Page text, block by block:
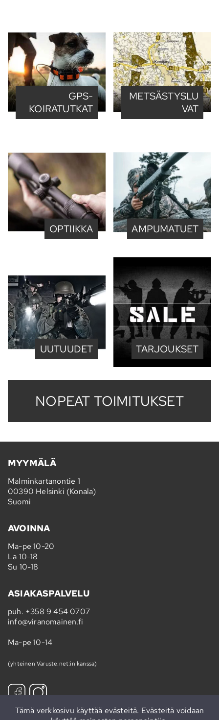
GPS-
KOIRATUTKAT
METSÄSTYSLU
VAT
OPTIIKKA AMPUMATUET
UUTUUDET TARJOUKSET
NOPEAT TOIMITUKSET
MYYMÄLÄ
Malminkartanontie 1
00390 Helsinki (Konala)
Suomi
AVOINNA
Ma-pe 10-20
La 10-18
Su 10-18
ASIAKASPALVELU
puh. +358 9 454 0707
info@viranomainen.fi
Ma-pe 10-14
(yhteinen Varuste.net:in kanssa)
Tämä verkkosivu käyttää evästeitä. Evästeitä voidaan